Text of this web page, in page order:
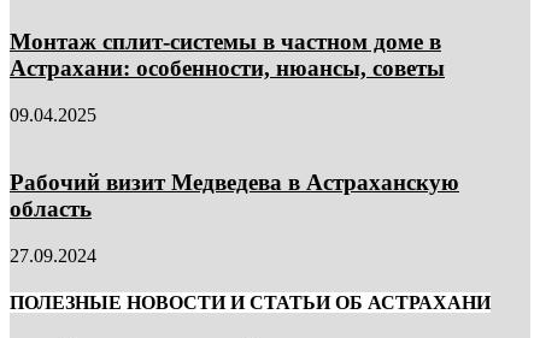
Монтаж сплит-системы в частном доме в
Астрахани: особенности, нюансы, советы
09.04.2025
Рабочий визит Медведева в Астраханскую
область
27.09.2024
ПОЛЕЗНЫЕ НОВОСТИ И СТАТЬИ ОБ АСТРАХАНИ